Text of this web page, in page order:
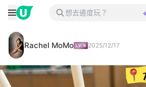
Rachel MoMo 2025/12/17